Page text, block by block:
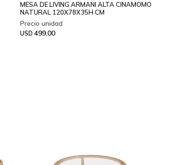
MESA DE LIVING ARMANI ALTA CINAMOMO
NATURAL 120X78X35H CM
USD 499,00